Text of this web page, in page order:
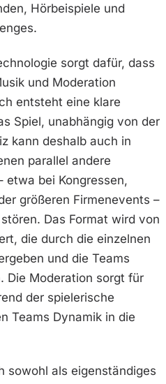
Hörbeispiele und
sorgt dafür, dass
und Moderation
entsteht eine klare
Spiel, unabhängig von der
kann deshalb auch in
parallel andere
etwa bei Kongressen,
größeren Firmenevents –
Das Format wird von
die durch die einzelnen
und die Teams
Die Moderation sorgt für
der spielerische
Teams Dynamik in die
sowohl als eigenständiges